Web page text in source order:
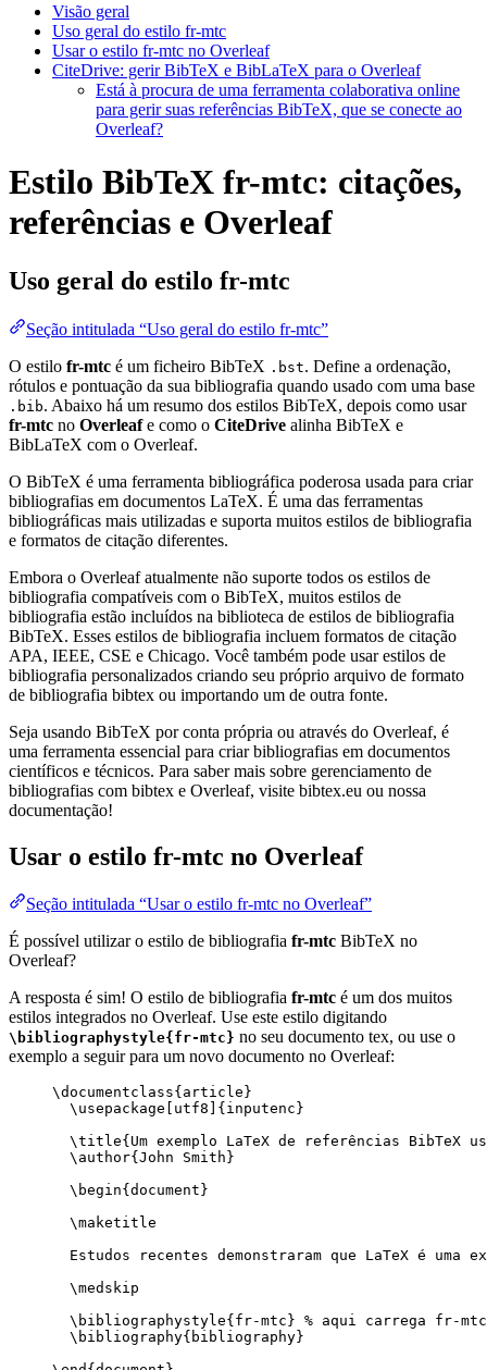
Visão geral
Uso geral do estilo fr-mtc
Usar o estilo fr-mtc no Overleaf
CiteDrive: gerir BibTeX e BibLaTeX para o Overleaf
Está à procura de uma ferramenta colaborativa online
para gerir suas referências BibTeX, que se conecte ao
Overleaf?
Estilo BibTeX fr-mtc: citações,
referências e Overleaf
Uso geral do estilo fr-mtc
Seção intitulada “Uso geral do estilo fr-mtc”
O estilo fr-mtc é um ficheiro BibTeX .bst. Define a ordenação,
rótulos e pontuação da sua bibliografia quando usado com uma base
.bib. Abaixo há um resumo dos estilos BibTeX, depois como usar
fr-mtc no Overleafe como o CiteDrive alinha BibTeX e
BibLaTeX com o Overleaf.
O BibTeX é uma ferramenta bibliográfica poderosa usada para criar
bibliografias em documentos LaTeX. É uma das ferramentas
bibliográficas mais utilizadas e suporta muitos estilos de bibliografia
e formatos de citação diferentes.
Embora o Overleaf atualmente não suporte todos os estilos de
bibliografia compatíveis com o BibTeX, muitos estilos de
bibliografia estão incluídos na biblioteca de estilos de bibliografia
BibTeX. Esses estilos de bibliografia incluem formatos de citação
APA, IEEE, CSE e Chicago. Você também pode usar estilos de
bibliografia personalizados criando seu próprio arquivo de formato
de bibliografia bibtex ou importando um de outra fonte.
Seja usando BibTeX por conta própria ou através do Overleaf, é
uma ferramenta essencial para criar bibliografias em documentos
científicos e técnicos. Para saber mais sobre gerenciamento de
bibliografias com bibtex e Overleaf, visite bibtex.eu ou nossa
documentação!
Usar o estilo fr-mtc no Overleaf
Seção intitulada “Usar o estilo fr-mtc no Overleaf”
É possível utilizar o estilo de bibliografia fr-mtc BibTeX no
Overleaf?
A resposta é sim! O estilo de bibliografia fr-mtc é um dos muitos
estilos integrados no Overleaf. Use este estilo digitando
\bibliographystyle{fr-mtc} no seu documento tex, ou use o
exemplo a seguir para um novo documento no Overleaf:
\documentclass{ article }
\usepackage
utf8 ]{ inputenc }
\title{Um exemplo LaTeX de referências
\author{John Smith}
\begin{ document }
\maketitle
Estudos recentes demonstraram que LaTeX é
\medskip
\bibliographystyle{fr-mtc} % aqui carrega fr-
\bibliography{bibliography}